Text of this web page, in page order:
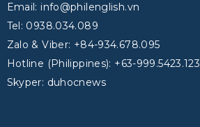
Email: info@philenglish.vn
Tel: 0938.034.089
Zalo & Viber: +84-934.678.095
Hotline (Philippines): +63-999.5423.123
Skyper: duhocnews